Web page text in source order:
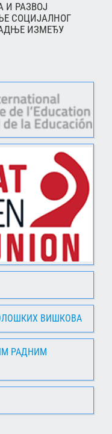
И РАЗВОЈ
СОЦИЈАЛНОГ
ИЗМЕЂУ
ВИШКОВА
РАДНИМ